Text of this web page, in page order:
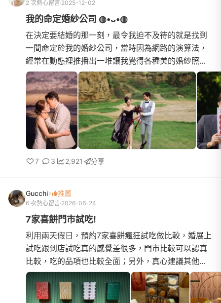
2 次熱心留言 2025-12-02
我的命定婚紗公司 ◍•ᴗ•◍
在決定要結婚的那一刻，最令我迫不及待的就是找到
一間命定於我的婚紗公司，當時因為網路的演算法，
經常在動態裡推播出一堆讓我覺得各種美的婚紗照，
對於我是一個選擇性障礙的人來說，老實說我是很想
把每一間婚紗公司...
7 3 2,921 分享
Gucchi 推薦
6 次熱心留言 2026-06-24
7家喜餅門市試吃!
利用兩天假日，預約7家喜餅瘋狂試吃做比較，婚展上
試吃跟到店試吃真的感覺差很多，門市比較可以認真
比較，吃的品項也比較全面；另外，真心建議其他新
人，一天大概最多吃3家就好，我們這次有一天吃了四
家，吃到最後真...